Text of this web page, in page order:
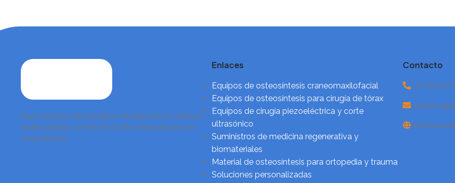
Importadores y distribuidores de dispositivos médicos
de alta calidad, con más de 12 años especializados en
osteosíntesis.
Enlaces
Equipos de osteosíntesis craneomaxilofacial
Equipos de osteosíntesis para cirugía de tórax
Equipos de cirugía piezoeléctrica y corte
ultrasónico
Suministros de medicina regenerativa y
biomateriales
Material de osteosíntesis para ortopedia y trauma
Soluciones personalizadas
Contacto
+57 318 347